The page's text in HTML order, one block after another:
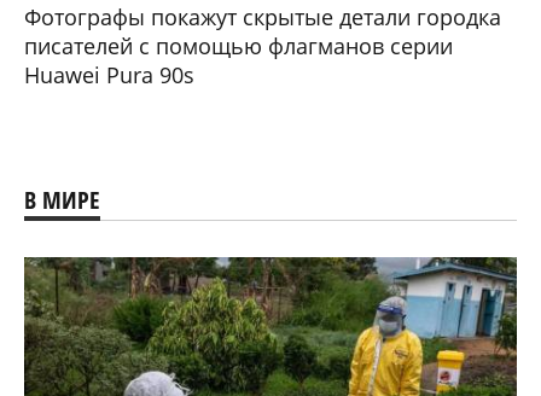
Фотографы покажут скрытые детали городка
писателей с помощью флагманов серии
Huawei Pura 90s
В МИРЕ